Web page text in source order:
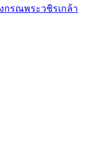
กรณพระวชิรเกล้า